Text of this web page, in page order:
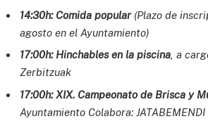
14:30h: Comida popular (Plazo de
agosto en el Ayuntamiento)
17:00h: Hinchables en la piscina, a
Zerbitzuak
17:00h: XIX. Campeonato de Brisca y
Ayuntamiento Colabora: